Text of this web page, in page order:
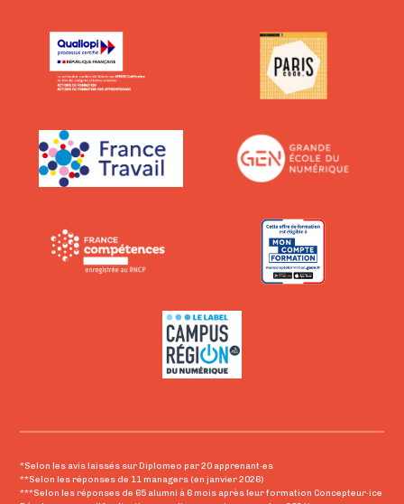
*Selon les avis laissés sur Diplomeo par 20 apprenant·es
**Selon les réponses de 11 managers (en janvier 2026)
***Selon les réponses de 65 alumni à 6 mois après leur formation Concepteur·ice